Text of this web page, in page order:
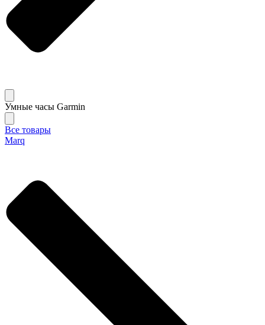
Умные часы Garmin
Все товары
Marq